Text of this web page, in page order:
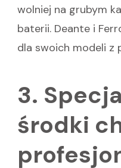
wolniej na grubym
baterii. Deante i
dla swoich modeli z
3.
środki